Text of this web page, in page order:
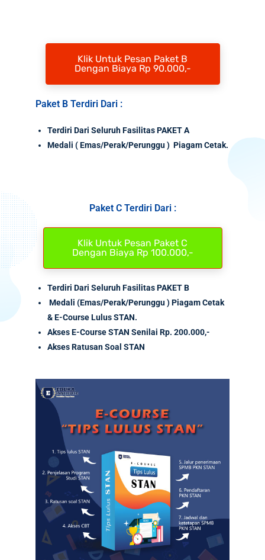
Klik Untuk Pesan Paket B
Dengan Biaya Rp 90.000,-
Paket B Terdiri Dari :
Terdiri Dari Seluruh Fasilitas PAKET A
Medali ( Emas/Perak/Perunggu ) Piagam Cetak.
Paket C Terdiri Dari :
Klik Untuk Pesan Paket C
Dengan Biaya Rp 100.000,-
Terdiri Dari Seluruh Fasilitas PAKET B
Medali (Emas/Perak/Perunggu ) Piagam Cetak
& E-Course Lulus STAN.
AksesE-CourseSTAN Senilai Rp. 200.000,-
Akses Ratusan Soal STAN